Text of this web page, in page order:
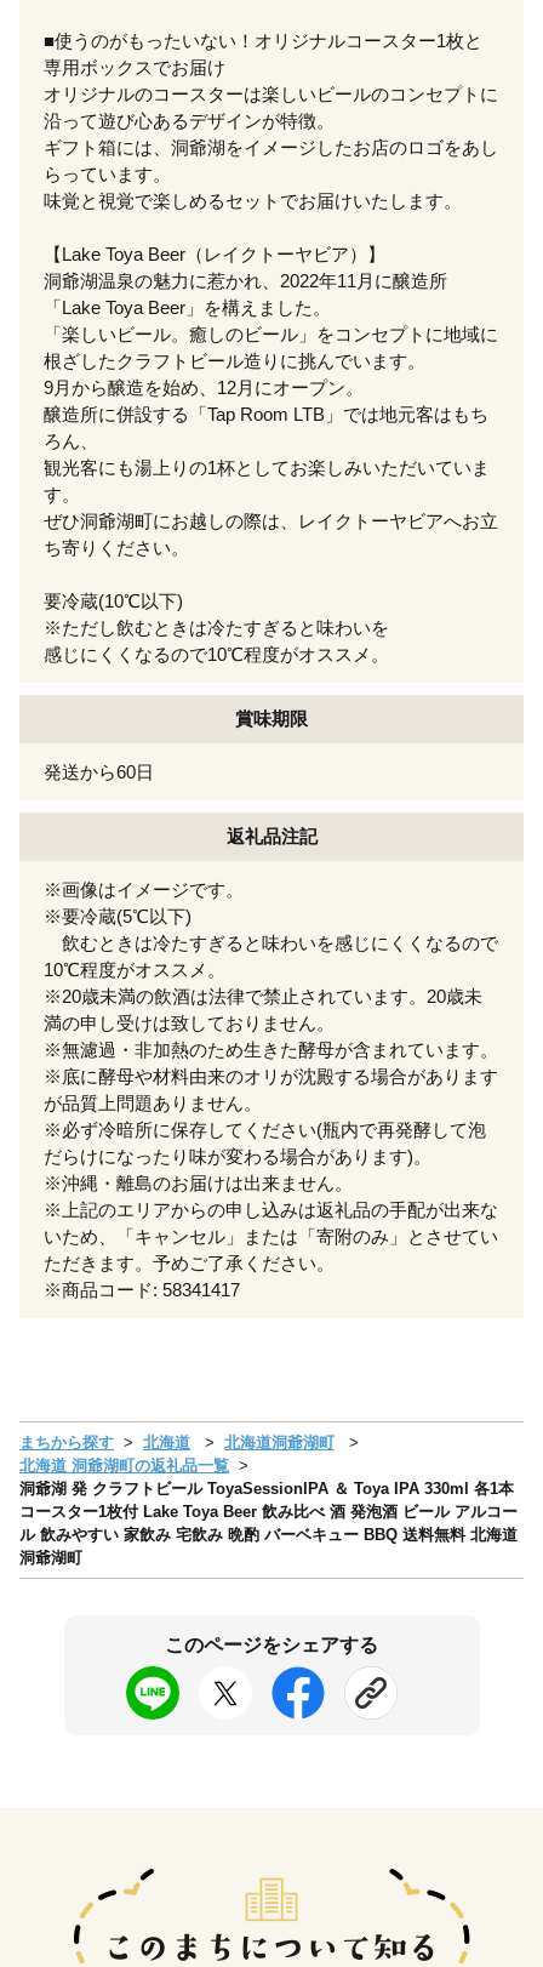
■使うのがもったいない！オリジナルコースター1枚と
専用ボックスでお届け
オリジナルのコースターは楽しいビールのコンセプトに
沿って遊び心あるデザインが特徴。
ギフト箱には、洞爺湖をイメージしたお店のロゴをあし
らっています。
味覚と視覚で楽しめるセットでお届けいたします。
【Lake Toya Beer（レイクトーヤビア）】
洞爺湖温泉の魅力に惹かれ、2022年11月に醸造所
「Lake Toya Beer」を構えました。
「楽しいビール。癒しのビール」をコンセプトに地域に
根ざしたクラフトビール造りに挑んでいます。
9月から醸造を始め、12月にオープン。
醸造所に併設する「Tap Room LTB」では地元客はもち
ろん、
観光客にも湯上りの1杯としてお楽しみいただいていま
す。
ぜひ洞爺湖町にお越しの際は、レイクトーヤビアへお立
ち寄りください。
要冷蔵(10℃以下)
※ただし飲むときは冷たすぎると味わいを
感じにくくなるので10℃程度がオススメ。
賞味期限
発送から60日
返礼品注記
※画像はイメージです。
※要冷蔵(5℃以下)
飲むときは冷たすぎると味わいを感じにくくなるので
10℃程度がオススメ。
※20歳未満の飲酒は法律で禁止されています。20歳未
満の申し受けは致しておりません。
※無濾過・非加熱のため生きた酵母が含まれています。
※底に酵母や材料由来のオリが沈殿する場合があります
が品質上問題ありません。
※必ず冷暗所に保存してください(瓶内で再発酵して泡
だらけになったり味が変わる場合があります)。
※沖縄・離島のお届けは出来ません。
※上記のエリアからの申し込みは返礼品の手配が出来な
いため、「キャンセル」または「寄附のみ」とさせてい
ただきます。予めご了承ください。
※商品コード: 58341417
まちから探す 北海道
北海道洞爺湖町
北海道 洞爺湖町の返礼品一覧
洞爺湖 発 クラフトビール ToyaSessionIPA ＆ Toya IPA 330ml 各1本
コースター1枚付 Lake Toya Beer 飲み比べ 酒 発泡酒 ビール アルコー
ル 飲みやすい 家飲み 宅飲み 晩酌 バーベキュー BBQ 送料無料 北海道
洞爺湖町
このページをシェアする